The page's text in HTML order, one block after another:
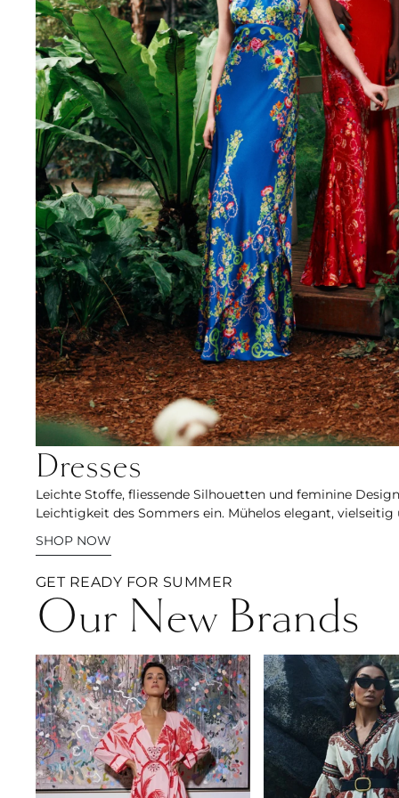
Dresses
Leichte Stoffe, fliessende Silhouetten und feminine
Leichtigkeit des Sommers ein. Mühelos elegant, vielseitig
SHOP NOW
GET READY FOR SUMMER
Our New Brands
Verandah Scarlett Poppies